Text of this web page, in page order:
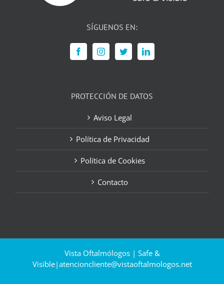
SÍGUENOS EN:
PROTECCIÓN DE DATOS
Aviso Legal
Política de Privacidad
Política de Cookies
Contacto
Vista Oftalmólogos | Safe &
Visible|atencioncliente@vistaoftalmologos.net